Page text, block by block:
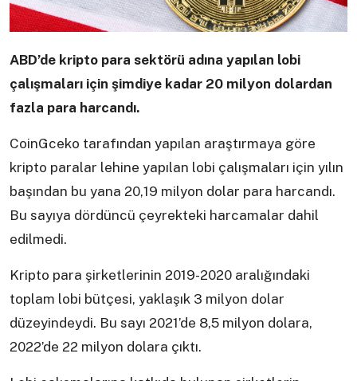
ABD’de kripto para sektörü adına yapılan lobi
çalışmaları için şimdiye kadar 20 milyon dolardan
fazla para harcandı.
CoinGceko tarafından yapılan araştırmaya göre
kripto paralar lehine yapılan lobi çalışmaları için yılın
başından bu yana 20,19 milyon dolar para harcandı.
Bu sayıya dördüncü çeyrekteki harcamalar dahil
edilmedi.
Kripto para şirketlerinin 2019-2020 aralığındaki
toplam lobi bütçesi, yaklaşık 3 milyon dolar
düzeyindeydi. Bu sayı 2021’de 8,5 milyon dolara,
2022’de 22 milyon dolara çıktı.